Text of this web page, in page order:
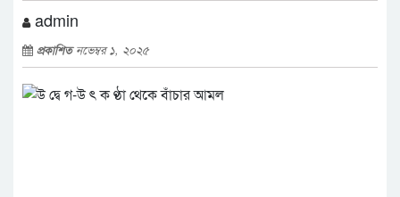
admin
প্রকাশিতনভেম্বর ১, ২০২৫